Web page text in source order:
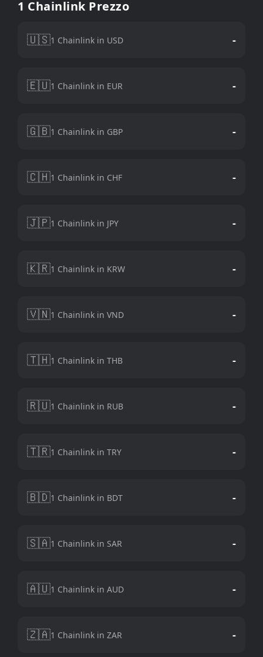
1 Chainlink Prezzo
🇺🇸1 Chainlink in USD -
🇪🇺1 Chainlink in EUR -
🇬🇧1 Chainlink in GBP -
🇨🇭1 Chainlink in CHF -
🇯🇵1 Chainlink in JPY -
🇰🇷1 Chainlink in KRW -
🇻🇳1 Chainlink in VND -
🇹🇭1 Chainlink in THB -
🇷🇺1 Chainlink in RUB -
🇹🇷1 Chainlink in TRY -
🇧🇩1 Chainlink in BDT -
🇸🇦1 Chainlink in SAR -
🇦🇺1 Chainlink in AUD -
🇿🇦1 Chainlink in ZAR -